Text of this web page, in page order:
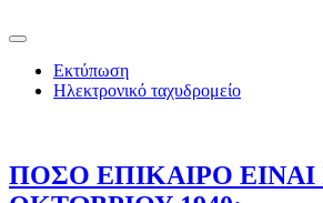
Εκτύπωση
Ηλεκτρονικό ταχυδρομείο
ΠΟΣΟ ΕΠΙΚΑΙΡΟ